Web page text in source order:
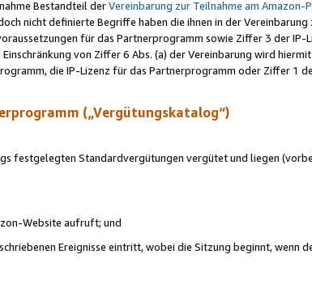
Bestandteil derVereinbarung zur Teilnahme am Amazon-
nicht definierte Begriffe haben die ihnen in der Vereinbarung
für das Partnerprogramm sowie Ziffer 3 der IP-
von Ziffer 6 Abs. (a) der Vereinbarung wird
die IP-Lizenz für das Partnerprogramm oder Ziffer 1
(„Vergütungskatalog“)
festgelegten Standardvergütungen vergütet und liegen
Website aufruft; und
Ereignisse eintritt, wobei die Sitzung beginnt, wenn